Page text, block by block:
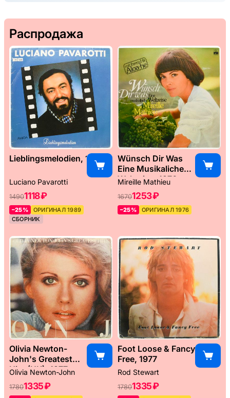
Распродажа
Lieblingsmelodien, 1989
Luciano Pavarotti
14901118 ₽
–25%
ОРИГИНАЛ 1989
СБОРНИК
Wünsch Dir Was
Eine Musikaliche
Weltreise, 1976
Mireille Mathieu
16701253 ₽
–25% ОРИГИНАЛ 1976
Olivia Newton-
John's Greatest
Hits (UK), 1977
Olivia Newton-John
17801335 ₽
Foot Loose & Fancy
Free, 1977
Rod Stewart
17801335 ₽